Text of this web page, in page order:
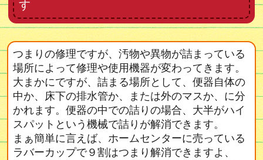
す
つまりの修理ですが、汚物や異物が詰まっている
場所によって修理や使用機器が変わってきます。
大まかにですが、詰まる場所として、便器自体の
中か、床下の排水管か、または外のマスか、に分
かれます。便器の中での詰りの場合、大半がハイ
スパットという機械で詰りが解消できます。
まぁ簡単に言えば、ホームセンターに売っている
ラバーカップで９割はつまり解消できますよ、